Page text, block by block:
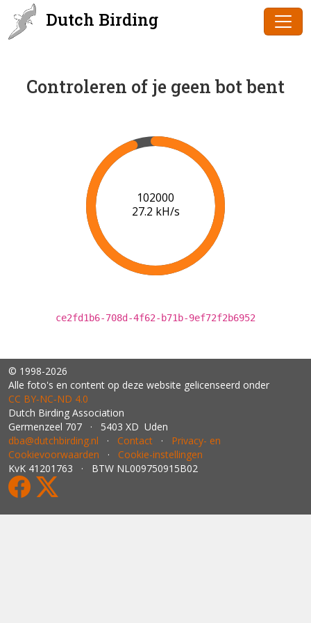
Dutch Birding
Controleren of je geen bot bent
103000
24.2 kH/s
ce2fd1b6-708d-4f62-b71b-9ef72f2b6952
© 1998-2026
Alle foto's en content op deze website gelicenseerd onder
CC BY‑NC‑ND 4.0
Dutch Birding Association
Germenzeel 707 · 5403 XD Uden
dba@dutchbirding.nl · Contact · Privacy- en
Cookievoorwaarden · Cookie-instellingen
KvK 41201763 · BTW NL009750915B02